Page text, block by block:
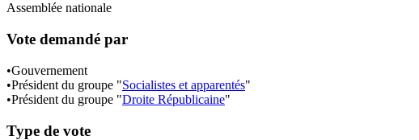
Assemblée nationale
Vote demandé par
•Gouvernement
•Président du groupe "Socialistes et apparentés"
•Président du groupe "Droite Républicaine"
Type de vote